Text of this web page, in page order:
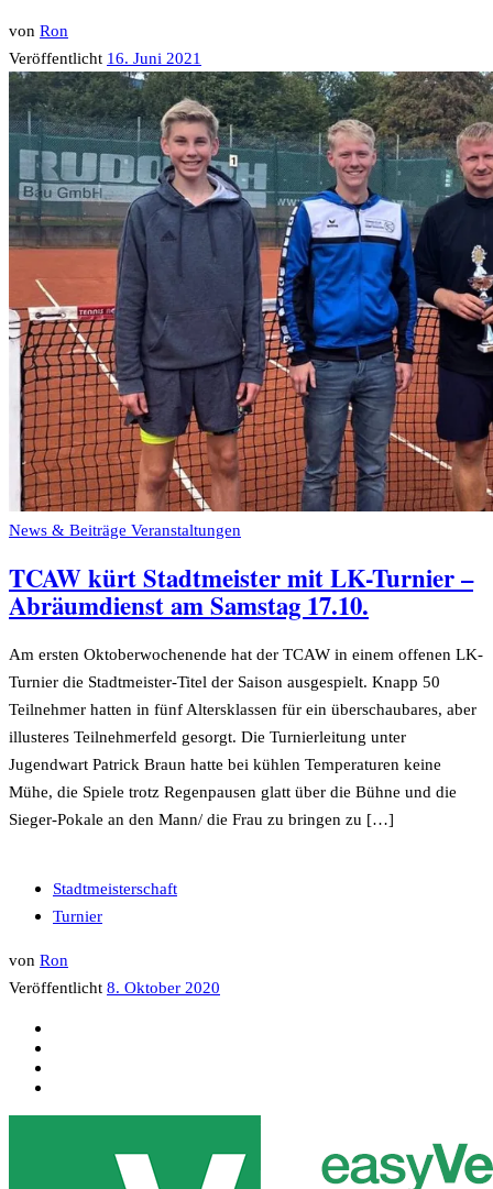
von Ron
Veröffentlicht 16. Juni 2021
News & Beiträge Veranstaltungen
TCAW kürt Stadtmeister mit LK-Turnier –
Abräumdienst am Samstag 17.10.
Am ersten Oktoberwochenende hat der TCAW in einem offenen LK-
Turnier die Stadtmeister-Titel der Saison ausgespielt. Knapp 50
Teilnehmer hatten in fünf Altersklassen für ein überschaubares, aber
illusteres Teilnehmerfeld gesorgt. Die Turnierleitung unter
Jugendwart Patrick Braun hatte bei kühlen Temperaturen keine
Mühe, die Spiele trotz Regenpausen glatt über die Bühne und die
Sieger-Pokale an den Mann/ die Frau zu bringen zu […]
Stadtmeisterschaft
Turnier
von Ron
Veröffentlicht 8. Oktober 2020